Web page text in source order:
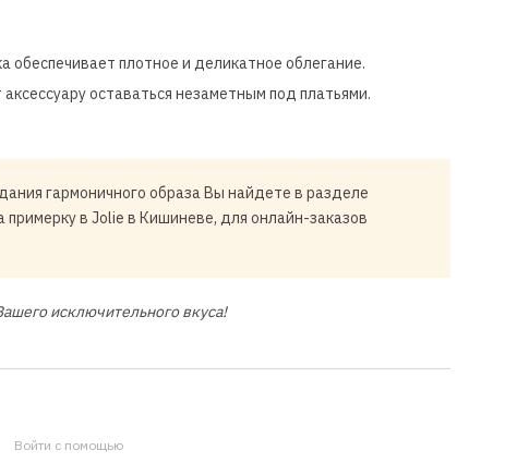
обеспечивает плотное и деликатное облегание.
оставаться незаметным под платьями.
гармоничного образа Вы найдете в разделе
примерку в Jolie в Кишиневе, для онлайн-заказов
исключительного вкуса!
Войти с помощью